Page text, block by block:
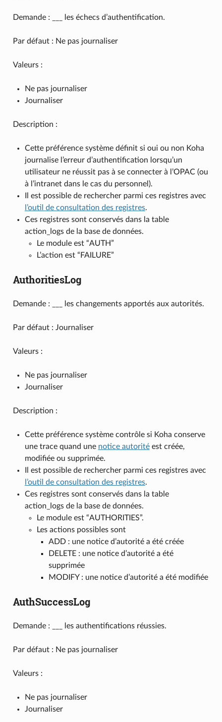
Demande : ___ les échecs d’authentification.
Par défaut : Ne pas journaliser
Valeurs :
Ne pas journaliser
Journaliser
Description :
Cette préférence système définit si oui ou non Koha
journalise l’erreur d’authentification lorsqu’un
utilisateur ne réussit pas à se connecter à l’OPAC (ou
à l’intranet dans le cas du personnel).
Il est possible de rechercher parmi ces registres avec
l’outil de consultation des registres.
Ces registres sont conservés dans la table
action_logs de la base de données.
Le module est “AUTH”
L’action est “FAILURE”
AuthoritiesLog
Demande : ___ les changements apportés aux autorités.
Par défaut : Journaliser
Valeurs :
Ne pas journaliser
Journaliser
Description :
Cette préférence système contrôle si Koha conserve
une trace quand une notice autoritéest créée,
modifiée ou supprimée.
Il est possible de rechercher parmi ces registres avec
l’outil de consultation des registres.
Ces registres sont conservés dans la table
action_logs de la base de données.
Le module est “AUTHORITIES”.
Les actions possibles sont
ADD : une notice d’autorité a été créée
DELETE : une notice d’autorité a été
supprimée
MODIFY : une notice d’autorité a été modifiée
AuthSuccessLog
Demande : ___ les authentifications réussies.
Par défaut : Ne pas journaliser
Valeurs :
Ne pas journaliser
Journaliser